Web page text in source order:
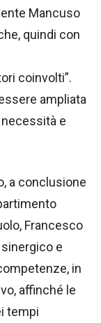
Mancuso
quindi con
coinvolti”.
ampliata
e
a conclusione
Francesco
e
in
affinché le
tempi